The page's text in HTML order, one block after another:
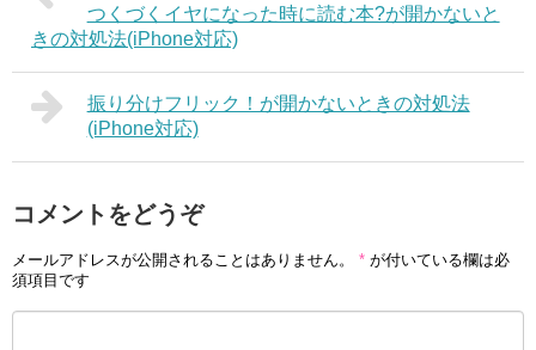
つくづくイヤになった時に読む本?が開かないと
きの対処法(iPhone対応)
振り分けフリック！が開かないときの対処法
(iPhone対応)
コメントをどうぞ
メールアドレスが公開されることはありません。 * が付いている欄は必
須項目です